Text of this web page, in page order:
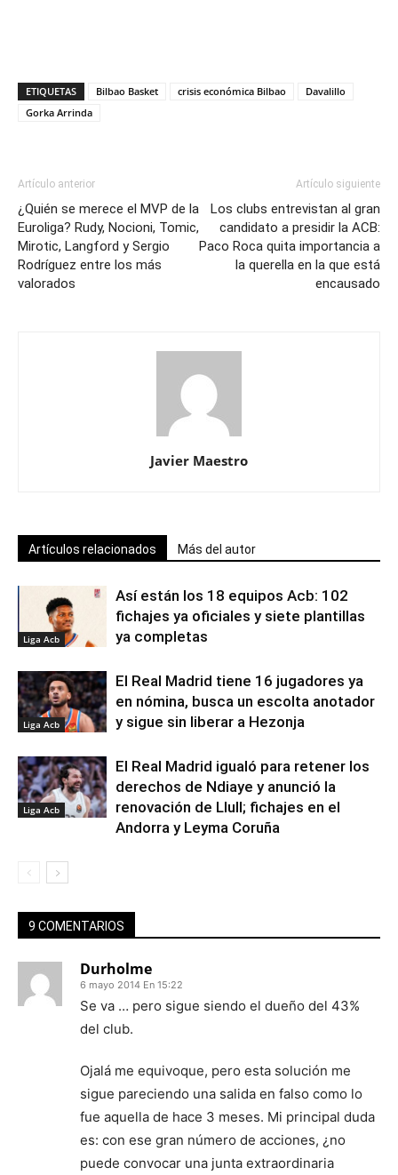
ETIQUETAS Bilbao Basket crisis económica Bilbao
Davalillo
Gorka Arrinda
Artículo anterior
¿Quién se merece el MVP de la
Euroliga? Rudy, Nocioni, Tomic,
Mirotic, Langford y Sergio
Rodríguez entre los más
valorados
Artículo siguiente
Los clubs entrevistan al gran
candidato a presidir la ACB:
Paco Roca quita importancia a
la querella en la que está
encausado
Javier Maestro
Artículos relacionados Más del autor
Liga Acb
Así están los 18 equipos Acb: 102
fichajes ya oficiales y siete plantillas
ya completas
Liga Acb
El Real Madrid tiene 16 jugadores ya
en nómina, busca un escolta anotador
y sigue sin liberar a Hezonja
Liga Acb
El Real Madrid igualó para retener los
derechos de Ndiaye y anunció la
renovación de Llull; fichajes en el
Andorra y Leyma Coruña
9 COMENTARIOS
Durholme
6 mayo 2014 En 15:22
Se va … pero sigue siendo el dueño del 43%
del club.
Ojalá me equivoque, pero esta solución me
sigue pareciendo una salida en falso como lo
fue aquella de hace 3 meses. Mi principal duda
es: con ese gran número de acciones, ¿no
puede convocar una junta extraordinaria